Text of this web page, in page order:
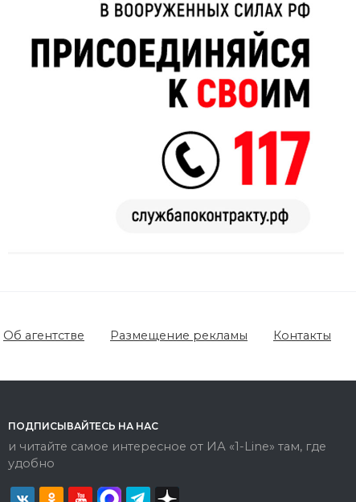
Об агентстве Размещение рекламы Контакты
ПОДПИСЫВАЙТЕСЬ НА НАС
и читайте самое интересное от ИА «1-Line» там, где
удобно